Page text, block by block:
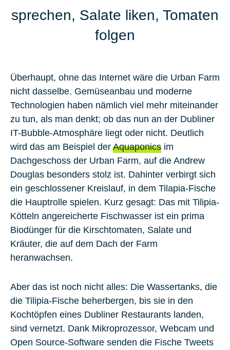
sprechen, Salate liken, Tomaten
folgen
Überhaupt, ohne das Internet wäre die Urban Farm
nicht dasselbe. Gemüseanbau und moderne
Technologien haben nämlich viel mehr miteinander
zu tun, als man denkt; ob das nun an der Dubliner
IT-Bubble-Atmosphäre liegt oder nicht. Deutlich
wird das am Beispiel der Aquaponics im
Dachgeschoss der Urban Farm, auf die Andrew
Douglas besonders stolz ist. Dahinter verbirgt sich
ein geschlossener Kreislauf, in dem Tilapia-Fische
die Hauptrolle spielen. Kurz gesagt: Das mit Tilipia-
Kötteln angereicherte Fischwasser ist ein prima
Biodünger für die Kirschtomaten, Salate und
Kräuter, die auf dem Dach der Farm
heranwachsen.
Aber das ist noch nicht alles: Die Wassertanks, die
die Tilipia-Fische beherbergen, bis sie in den
Kochtöpfen eines Dubliner Restaurants landen,
sind vernetzt. Dank Mikroprozessor, Webcam und
Open Source-Software senden die Fische Tweets